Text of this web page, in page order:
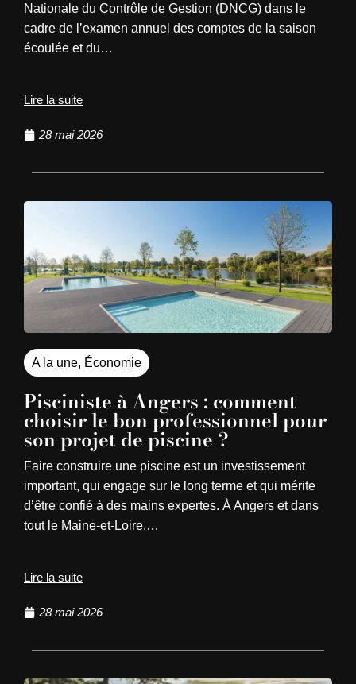
Nationale du Contrôle de Gestion (DNCG) dans le
cadre de l’examen annuel des comptes de la saison
écoulée et du…
Lire la suite
28 mai 2026
A la une, Économie
Pisciniste à Angers : comment
choisir le bon professionnel pour
son projet de piscine ?
Faire construire une piscine est un investissement
important, qui engage sur le long terme et qui mérite
d’être confié à des mains expertes. À Angers et dans
tout le Maine-et-Loire,…
Lire la suite
28 mai 2026